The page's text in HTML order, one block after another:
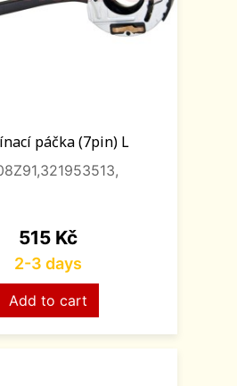
páčka (7pin) L
Price
515 Kč
2-3 days
Add to cart